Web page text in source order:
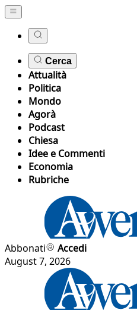
Cerca
Attualità
Politica
Mondo
Agorà
Podcast
Chiesa
Idee e Commenti
Economia
Rubriche
Abbonati
Accedi
August 7, 2026